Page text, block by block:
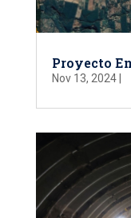
Proyecto
Nov 13, 2024|